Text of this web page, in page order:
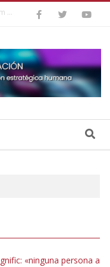
Search
«ninguna persona a